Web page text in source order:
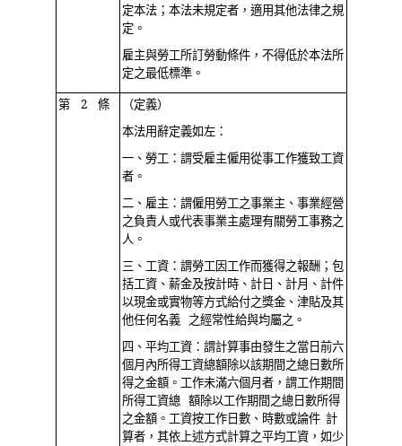
定本法；本法未規定者，適用其他法律之規
定。
雇主與勞工所訂勞動條件，不得低於本法所
定之最低標準。
第 2 條
（定義）
本法用辭定義如左：
一、勞工：謂受雇主僱用從事工作獲致工資
者。
二、雇主：謂僱用勞工之事業主、事業經營
之負責人或代表事業主處理有關勞工事務之
人。
三、工資：謂勞工因工作而獲得之報酬；包
括工資、薪金及按計時、計日、計月、計件
以現金或實物等方式給付之獎金、津貼及其
他任何名義 之經常性給與均屬之。
四、平均工資：謂計算事由發生之當日前六
個月內所得工資總額除以該期間之總日數所
得之金額。工作未滿六個月者，謂工作期間
所得工資總 額除以工作期間之總日數所得
之金額。工資按工作日數、時數或論件 計
算者，其依上述方式計算之平均工資，如少